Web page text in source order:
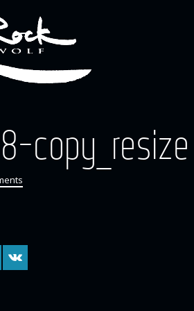
copy_resize